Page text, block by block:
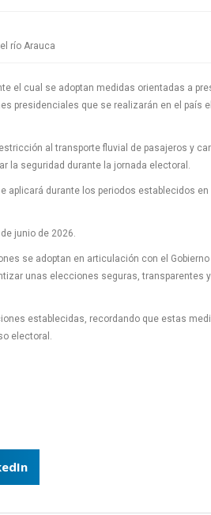
río Arauca
el cual se adoptan medidas orientadas a
presidenciales que se realizarán en el país
al transporte fluvial de pasajeros y
la seguridad durante la jornada electoral.
aplicará durante los periodos establecidos en
junio de 2026.
se adoptan en articulación con el
unas elecciones seguras, transparentes
establecidas, recordando que estas
electoral.